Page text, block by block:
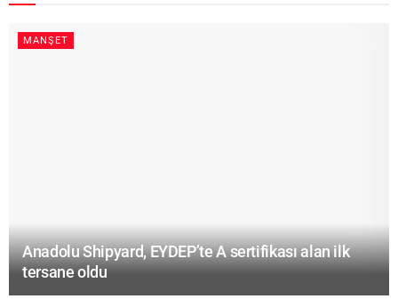
MANŞET
Anadolu Shipyard, EYDEP’te A sertifikası alan ilk
tersane oldu